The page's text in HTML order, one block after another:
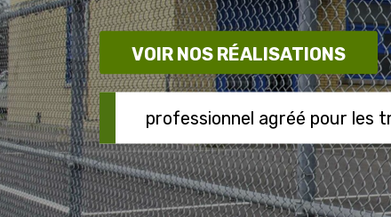
VOIR NOS RÉALISATIONS
professionnel agréé pour les